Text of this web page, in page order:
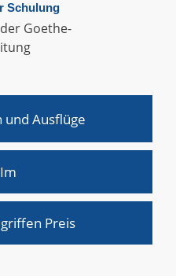
Ausflüge
Im
Preis
Schulung
Goethe-